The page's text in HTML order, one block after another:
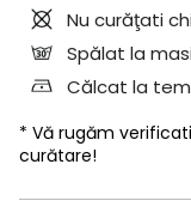
Nu curăţati
Spălat la
Călcat la
* Vă rugăm
curătare!